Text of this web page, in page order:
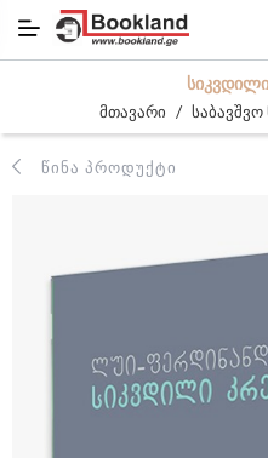
მთავარი / საბავშვო
ᲬᲘᲜᲐ ᲞᲠᲝᲓᲣᲥᲢᲘ